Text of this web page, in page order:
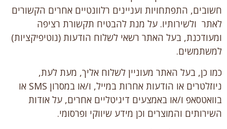
חשובים, התפתחויות ועניינים רלוונטיים אחרים הקשורים
לאתר ולשירותיו. על מנת להבטיח תקשורת רציפה
ומעודכנת, בעל האתר רשאי לשלוח הודעות (נוטיפיקציות)
למשתמשים.
כמו כן, בעל האתר מעוניין לשלוח אליך, מעת לעת,
ניוזלטרים או הודעות אחרות במייל, ו/או במסרון SMS או
בוואטסאפ ו/או באמצעים דיגיטליים אחרים, על אודות
השירותים והמוצרים וכן מידע שיווקי ופרסומי.